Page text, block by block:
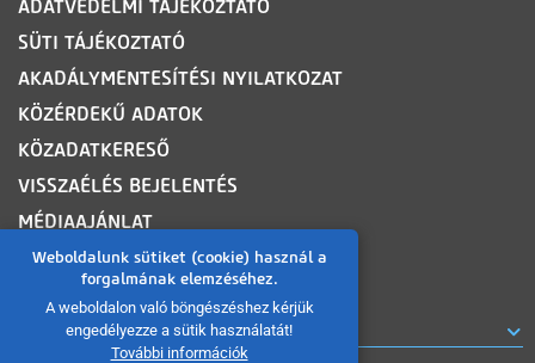
Weboldalunk sütiket (cookie) használ a
forgalmának elemzéséhez.
A weboldalon való böngészéshez kérjük
engedélyezze a sütik használatát!
További információk
ADATVÉDELMI TÁJÉKOZTATÓ
SÜTI TÁJÉKOZTATÓ
AKADÁLYMENTESÍTÉSI NYILATKOZAT
KÖZÉRDEKŰ ADATOK
KÖZADATKERESŐ
VISSZAÉLÉS BEJELENTÉS
MÉDIAAJÁNLAT
OLDALTÉRKÉP
ROVATOK